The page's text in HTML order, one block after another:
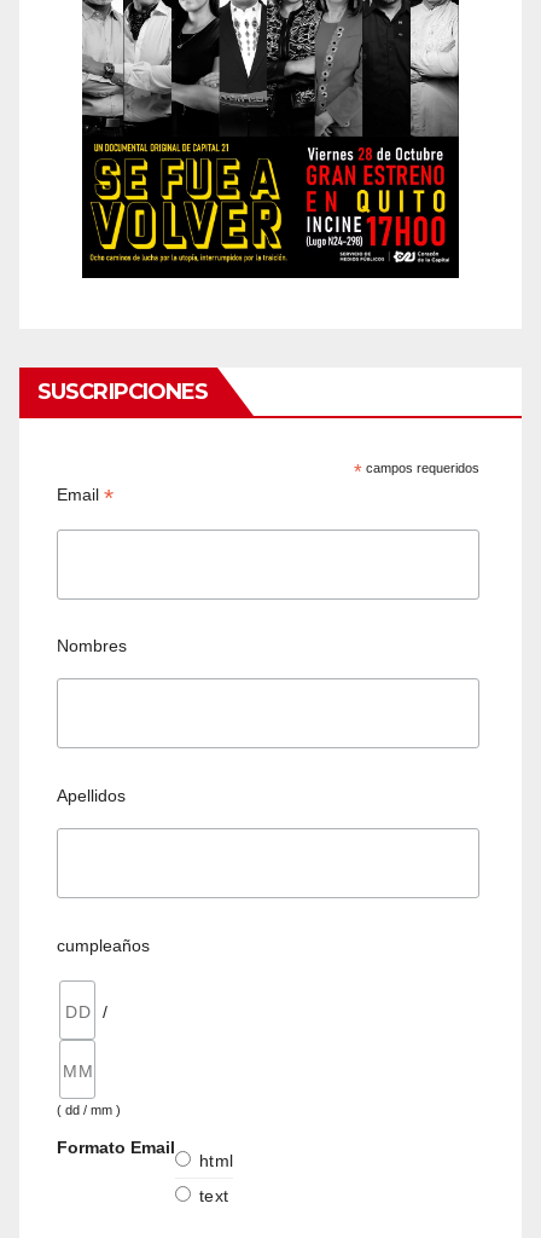
SUSCRIPCIONES
* campos requeridos
Email*
Nombres
Apellidos
cumpleaños
/
( dd / mm )
Formato Email
html
text